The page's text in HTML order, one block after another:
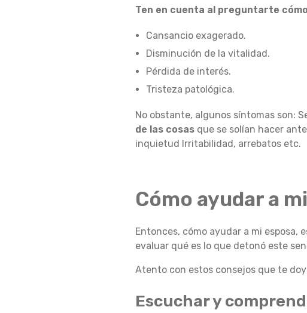
I
E
S
P
O
S
A
Ten en cuenta al preguntarte
Cansancio exagerado.
Disminución de la vitalidad.
Pérdida de interés.
Tristeza patológica.
No obstante, algunos síntomas son:
de las cosas que se solían hacer
inquietud Irritabilidad, arrebatos etc.
Cómo ayudar a
Entonces, cómo ayudar a mi esposa,
evaluar qué es lo que detonó este
Atento con estos consejos que te doy
Escuchar y